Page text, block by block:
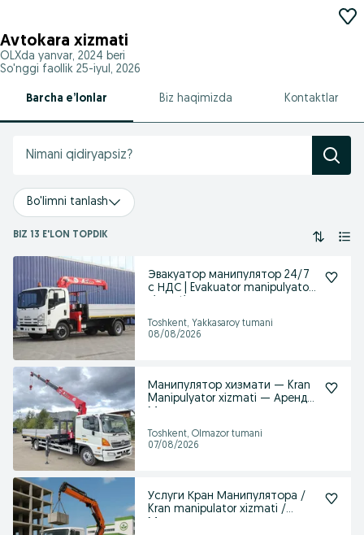
Avtokara xizmati
OLXda yanvar, 2024 beri
So'nggi faollik 25-iyul, 2026
Barcha e’lonlar Biz haqimizda Kontaktlar
Bo'limni tanlash
BIZ 13 E'LON TOPDIK
Эвакуатор манипулятор 24/7
с НДС | Evakuator manipulyator
Toshkent, Yakkasaroy tumani
08/08/2026
Манипулятор хизмати — Kran
Manipulyator xizmati — Аренда
Toshkent, Olmazor tumani
07/08/2026
Услуги Кран Манипулятора /
Kran manipulator xizmati /